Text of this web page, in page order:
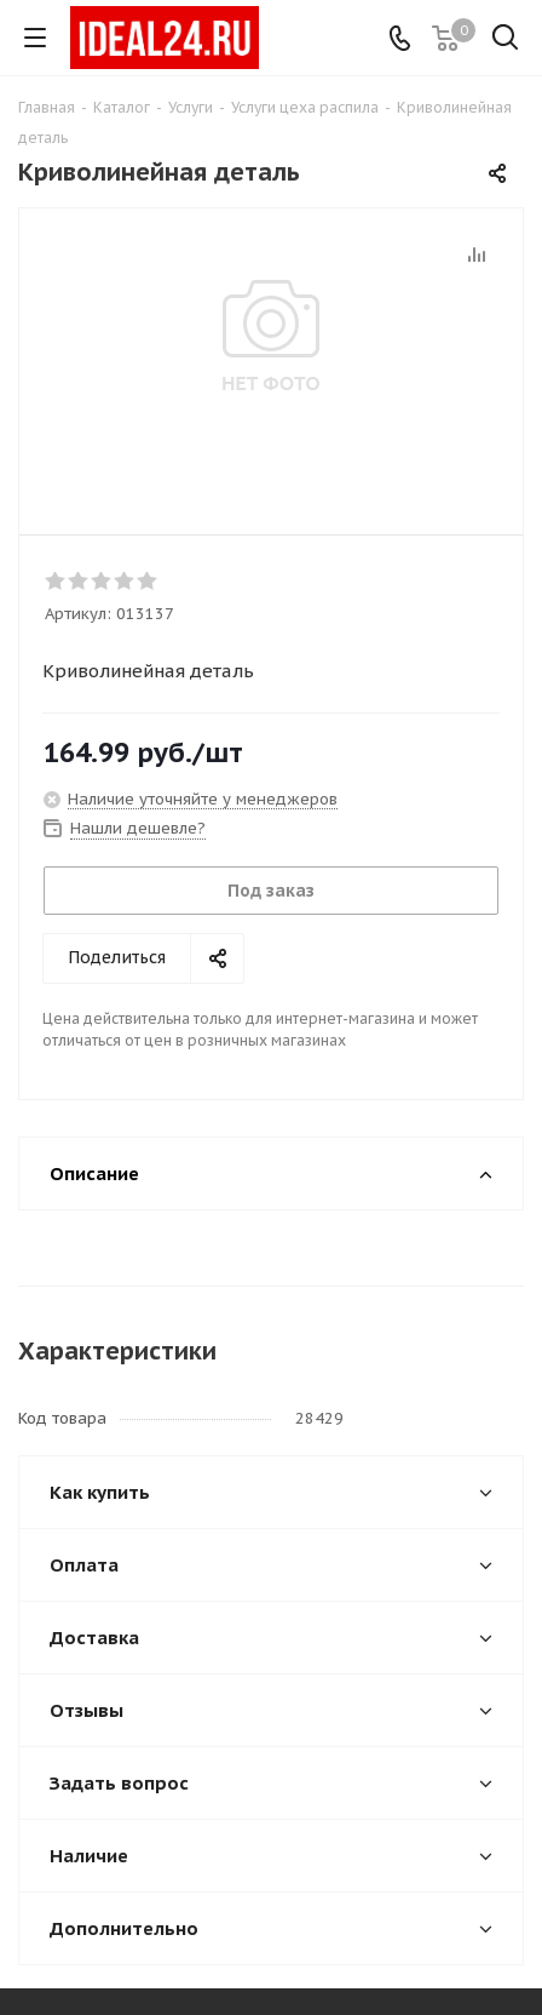
0
Главная - Каталог - Услуги - Услуги цеха распила - Криволинейная
деталь
Криволинейная деталь
Артикул: 013137
Криволинейная деталь
164.99 руб./шт
Наличие уточняйте у менеджеров
Нашли дешевле?
Под заказ
Поделиться
Цена действительна только для интернет-магазина и может
отличаться от цен в розничных магазинах
Описание
Характеристики
Код товара 28429
Как купить
Оплата
Доставка
Отзывы
Задать вопрос
Наличие
Дополнительно